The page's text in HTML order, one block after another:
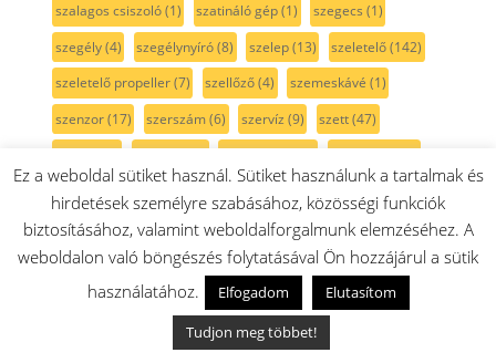
szalagos csiszoló(1) szatináló gép(1) szegecs (1)
szegély(4) szegélynyíró(8) szelep(13) szeletelő(142)
szeletelő propeller(7) szellőző(4) szemeskávé (1)
szenzor(17) szerszám(6) szervíz (9) szett(47)
szivattyú(29) szivattyúház(4) szán(4) szárny(3)
szárítógép(106) szárítógépajtó(13) szárítógép szíj(15)
szárítógépszűrő(4) szénfilter(4) szénkefe(41)
szénkefe tartó(4) szénszűrő
Ez a weboldal sütiket használ. Sütiket használunk a tartalmak és
hirdetések személyre szabásához, közösségi funkciók
biztosításához, valamint weboldalforgalmunk elemzéséhez. A
weboldalon való böngészés folytatásával Ön hozzájárul a sütik
használatához.
Elfogadom
Elutasítom
Tudjon meg többet!